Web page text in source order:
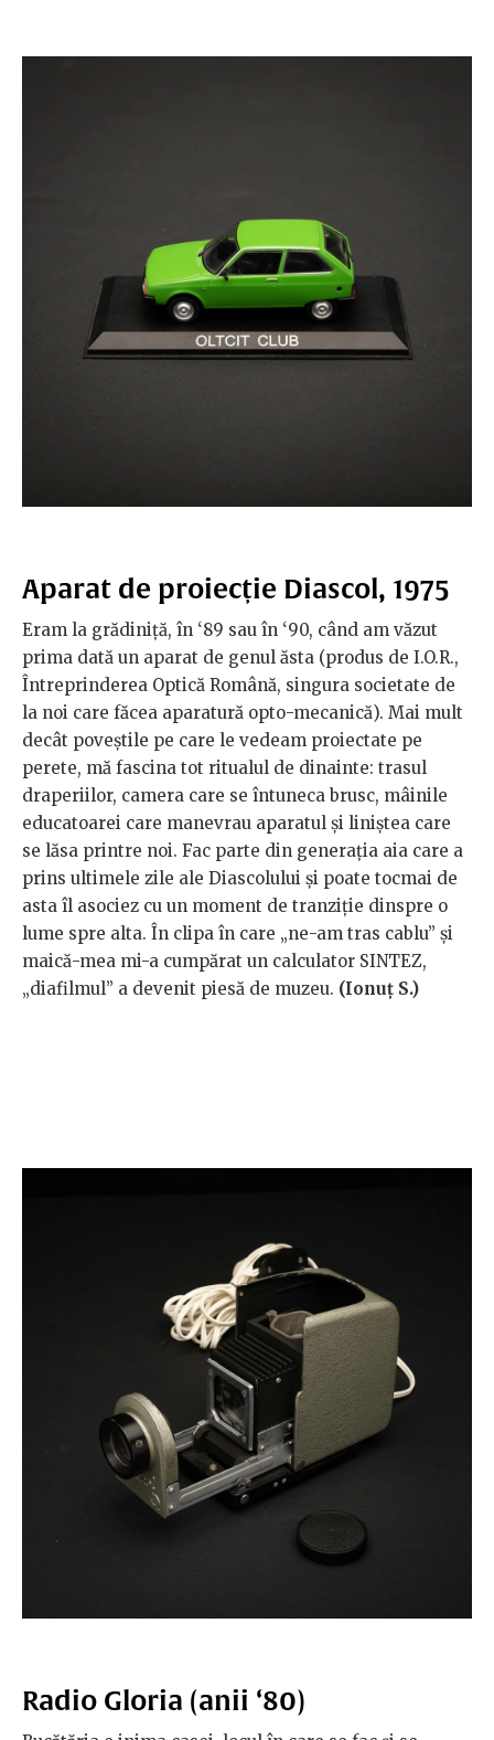
Aparat de proiecție Diascol, 1975
Eram la grădiniță, în ‘89 sau în ‘90, când am văzut
prima dată un aparat de genul ăsta (produs de I.O.R.,
Întreprinderea Optică Română, singura societate de
la noi care făcea aparatură opto-mecanică). Mai mult
decât poveștile pe care le vedeam proiectate pe
perete, mă fascina tot ritualul de dinainte: trasul
draperiilor, camera care se întuneca brusc, mâinile
educatoarei care manevrau aparatul și liniștea care
se lăsa printre noi. Fac parte din generația aia care a
prins ultimele zile ale Diascolului și poate tocmai de
asta îl asociez cu un moment de tranziție dinspre o
lume spre alta. În clipa în care „ne-am tras cablu” și
maică-mea mi-a cumpărat un calculator SINTEZ,
„diafilmul” a devenit piesă de muzeu. (Ionuț S.)
Radio Gloria (anii ‘80)